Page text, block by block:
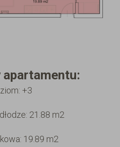
apartamentu:
+3
21.88 m2
19.89 m2